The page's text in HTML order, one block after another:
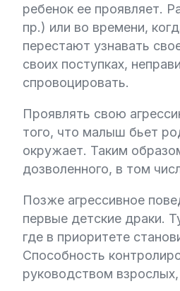
ребенок ее проявляет.
пр.) или во времени,
перестают узнавать
своих поступках,
спровоцировать.
Проявлять свою
того, что малыш бьет
окружает. Таким
дозволенного, в том
Позже агрессивное
первые детские драки.
где в приоритете
Способность
руководством